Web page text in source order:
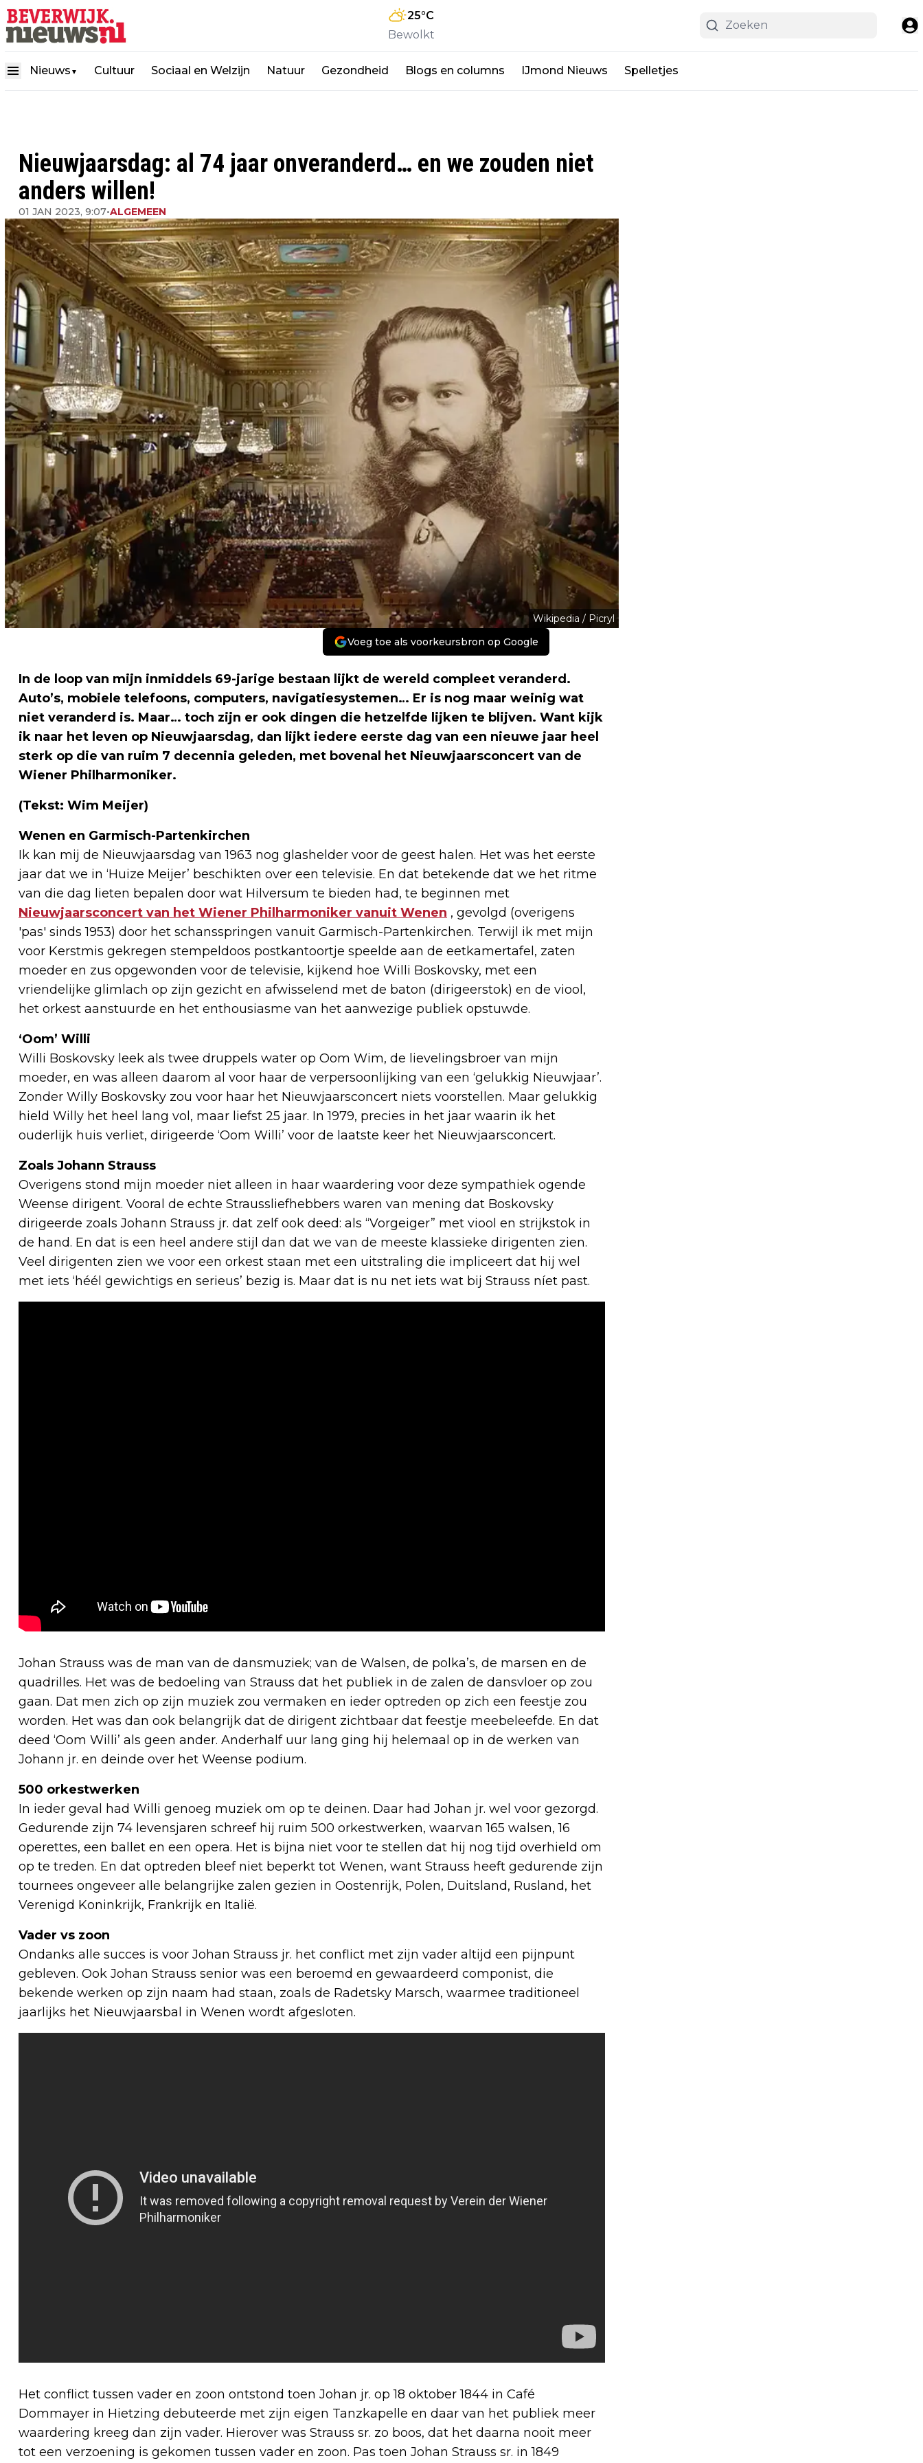
25°C
Bewolkt
Nieuws ▼ Cultuur Sociaal en Welzijn Natuur Gezondheid Blogs en columns IJmond Nieuws Spelletjes
Nieuwjaarsdag: al 74 jaar onveranderd… en we zouden niet
anders willen!
01 JAN 2023, 9:07•ALGEMEEN
Wikipedia / Picryl
Voeg toe als voorkeursbron op Google
In de loop van mijn inmiddels 69-jarige bestaan lijkt de wereld compleet veranderd.
Auto’s, mobiele telefoons, computers, navigatiesystemen… Er is nog maar weinig wat
niet veranderd is. Maar… toch zijn er ook dingen die hetzelfde lijken te blijven. Want kijk
ik naar het leven op Nieuwjaarsdag, dan lijkt iedere eerste dag van een nieuwe jaar heel
sterk op die van ruim 7 decennia geleden, met bovenal het Nieuwjaarsconcert van de
Wiener Philharmoniker.
(Tekst: Wim Meijer)
Wenen en Garmisch-Partenkirchen
Ik kan mij de Nieuwjaarsdag van 1963 nog glashelder voor de geest halen. Het was het eerste
jaar dat we in ‘Huize Meijer’ beschikten over een televisie. En dat betekende dat we het ritme
van die dag lieten bepalen door wat Hilversum te bieden had, te beginnen met
Nieuwjaarsconcert van het Wiener Philharmoniker vanuit Wenen , gevolgd (overigens
'pas' sinds 1953) door het schansspringen vanuit Garmisch-Partenkirchen. Terwijl ik met mijn
voor Kerstmis gekregen stempeldoos postkantoortje speelde aan de eetkamertafel, zaten
moeder en zus opgewonden voor de televisie, kijkend hoe Willi Boskovsky, met een
vriendelijke glimlach op zijn gezicht en afwisselend met de baton (dirigeerstok) en de viool,
het orkest aanstuurde en het enthousiasme van het aanwezige publiek opstuwde.
‘Oom’ Willi
Willi Boskovsky leek als twee druppels water op Oom Wim, de lievelingsbroer van mijn
moeder, en was alleen daarom al voor haar de verpersoonlijking van een ‘gelukkig Nieuwjaar’.
Zonder Willy Boskovsky zou voor haar het Nieuwjaarsconcert niets voorstellen. Maar gelukkig
hield Willy het heel lang vol, maar liefst 25 jaar. In 1979, precies in het jaar waarin ik het
ouderlijk huis verliet, dirigeerde ‘Oom Willi’ voor de laatste keer het Nieuwjaarsconcert.
Zoals Johann Strauss
Overigens stond mijn moeder niet alleen in haar waardering voor deze sympathiek ogende
Weense dirigent. Vooral de echte Straussliefhebbers waren van mening dat Boskovsky
dirigeerde zoals Johann Strauss jr. dat zelf ook deed: als “Vorgeiger” met viool en strijkstok in
de hand. En dat is een heel andere stijl dan dat we van de meeste klassieke dirigenten zien.
Veel dirigenten zien we voor een orkest staan met een uitstraling die impliceert dat hij wel
met iets ‘héél gewichtigs en serieus’ bezig is. Maar dat is nu net iets wat bij Strauss níet past.
Johan Strauss was de man van de dansmuziek; van de Walsen, de polka’s, de marsen en de
quadrilles. Het was de bedoeling van Strauss dat het publiek in de zalen de dansvloer op zou
gaan. Dat men zich op zijn muziek zou vermaken en ieder optreden op zich een feestje zou
worden. Het was dan ook belangrijk dat de dirigent zichtbaar dat feestje meebeleefde. En dat
deed ‘Oom Willi’ als geen ander. Anderhalf uur lang ging hij helemaal op in de werken van
Johann jr. en deinde over het Weense podium.
500 orkestwerken
In ieder geval had Willi genoeg muziek om op te deinen. Daar had Johan jr. wel voor gezorgd.
Gedurende zijn 74 levensjaren schreef hij ruim 500 orkestwerken, waarvan 165 walsen, 16
operettes, een ballet en een opera. Het is bijna niet voor te stellen dat hij nog tijd overhield om
op te treden. En dat optreden bleef niet beperkt tot Wenen, want Strauss heeft gedurende zijn
tournees ongeveer alle belangrijke zalen gezien in Oostenrijk, Polen, Duitsland, Rusland, het
Verenigd Koninkrijk, Frankrijk en Italië.
Vader vs zoon
Ondanks alle succes is voor Johan Strauss jr. het conflict met zijn vader altijd een pijnpunt
gebleven. Ook Johan Strauss senior was een beroemd en gewaardeerd componist, die
bekende werken op zijn naam had staan, zoals de Radetsky Marsch, waarmee traditioneel
jaarlijks het Nieuwjaarsbal in Wenen wordt afgesloten.
Het conflict tussen vader en zoon ontstond toen Johan jr. op 18 oktober 1844 in Café
Dommayer in Hietzing debuteerde met zijn eigen Tanzkapelle en daar van het publiek meer
waardering kreeg dan zijn vader. Hierover was Strauss sr. zo boos, dat het daarna nooit meer
tot een verzoening is gekomen tussen vader en zoon. Pas toen Johan Strauss sr. in 1849